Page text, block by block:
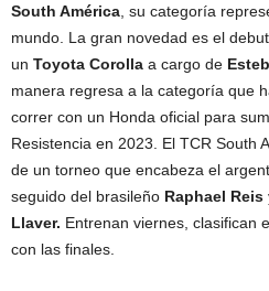
South América , su categoría
mundo. La gran novedad es el
un Toyota Corolla a cargo de
manera regresa a la categoría que
correr con un Honda oficial para
Resistencia en 2023. El TCR South
de un torneo que encabeza el
seguido del brasileño Raphael Reis
Llaver. Entrenan viernes, clasifican
con las finales.